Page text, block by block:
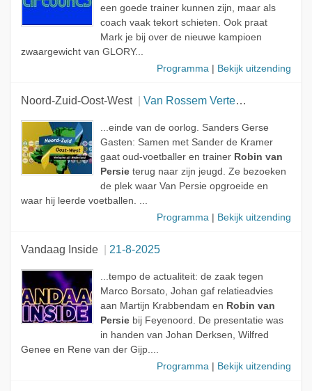
een goede trainer kunnen zijn, maar als
coach vaak tekort schieten. Ook praat
Mark je bij over de nieuwe kampioen
zwaargewicht van GLORY...
Programma
Bekijk uitzending
Noord-Zuid-Oost-West Van Rossem Vertelt - Sanders Gerse Gasten
...einde van de oorlog. Sanders Gerse
Gasten: Samen met Sander de Kramer
gaat oud-voetballer en trainer Robin van
Persieterug naar zijn jeugd. Ze bezoeken
de plek waar Van Persie opgroeide en
waar hij leerde voetballen. ...
Programma
Bekijk uitzending
Vandaag Inside 21-8-2025
...tempo de actualiteit: de zaak tegen
Marco Borsato, Johan gaf relatieadvies
aan Martijn Krabbendam en Robin van
Persiebij Feyenoord. De presentatie was
in handen van Johan Derksen, Wilfred
Genee en Rene van der Gijp....
Programma
Bekijk uitzending